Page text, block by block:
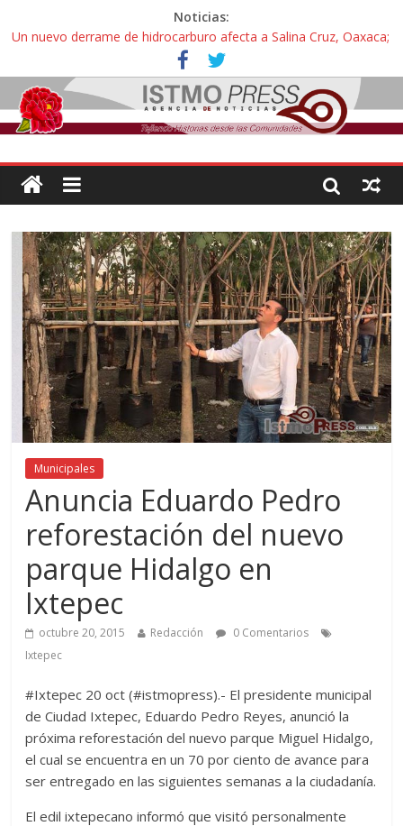
Noticias:
Un nuevo derrame de hidrocarburo afecta a Salina Cruz, Oaxaca;
ahora pescadores de Salinas del Marqués denuncian daños de
Pemex
Ángel, el joven autista expulsado por la Universidad Bienestar de
Ixtepec, Oaxaca vuelve a las aulas tras amparo
Familiares de periodista Alejandro Leyva se reúnen con titular de
intelectuales de su asesinato
Alertan pescadores de Juchitán, Oaxaca de nuevo despojo de su
Pescadores y comuneros ikoots detienen la extracción ilegal de
material pétreo de gravera Oyamel
Municipales
Anuncia Eduardo Pedro
reforestación del nuevo
parque Hidalgo en
Ixtepec
octubre 20, 2015 Redacción
0 Comentarios
Ixtepec
#Ixtepec 20 oct (#istmopress).- El presidente municipal
de Ciudad Ixtepec, Eduardo Pedro Reyes, anunció la
próxima reforestación del nuevo parque Miguel Hidalgo,
el cual se encuentra en un 70 por ciento de avance para
ser entregado en las siguientes semanas a la ciudadanía.
El edil ixtepecano informó que visitó personalmente